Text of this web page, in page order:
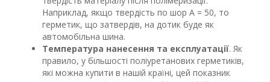
Наприклад, якщо твердість по шор А = 50, то
герметик, що затвердів, на дотик буде як
автомобільна шина.
Температура нанесення та експлуатації. Як
правило, у більшості поліуретанових герметиків,
які можна купити в нашій країні, цей показник